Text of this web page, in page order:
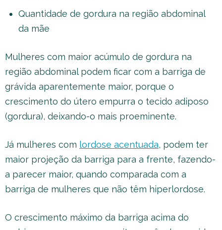
Quantidade de gordura na região abdominal
da mãe
Mulheres com maior acúmulo de gordura na
região abdominal podem ficar com a barriga de
grávida aparentemente maior, porque o
crescimento do útero empurra o tecido adiposo
(gordura), deixando-o mais proeminente.
Já mulheres com lordose acentuada, podem ter
maior projeção da barriga para a frente, fazendo-
a parecer maior, quando comparada com a
barriga de mulheres que não têm hiperlordose.
O crescimento máximo da barriga acima do